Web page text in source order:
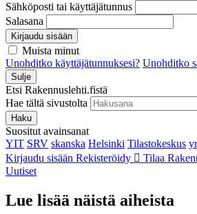
Sähköposti tai käyttäjätunnus
Salasana
Kirjaudu sisään
Muista minut
Unohditko käyttäjätunnuksesi? Unohditko
Sulje
Etsi Rakennuslehti.fistä
Hae tältä sivustolta
Haku
Suositut avainsanat
YIT SRV skanska Helsinki Tilastokeskus
Kirjaudu sisään Rekisteröidy Tilaa
Uutiset
Lue lisää näistä aiheista